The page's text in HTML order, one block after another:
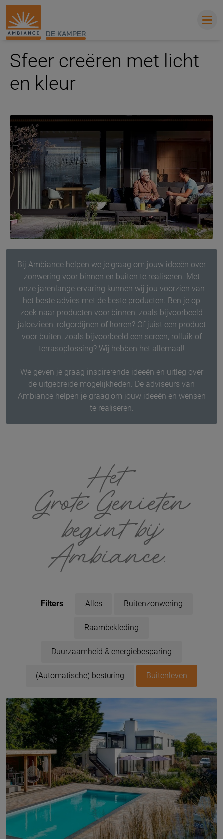
DE KAMPER
Sfeer creëren met licht
en kleur
Bij Ambiance helpen we je graag om jouw ideeën over
zonwering voor binnen en buiten te realiseren. Met
onze jarenlange ervaring kunnen wij jou voorzien van
het beste advies met de beste producten. Ben je op
zoek naar producten voor binnen, zoals bijvoorbeeld
jaloezieën, rolgordijnen of horren? Of juist een product
voor buiten, zoals bijvoorbeeld een screen, rolluik of
terrasoplossing? Wij hebben het allemaal!
We geven je graag inspirerende ideeën en uitleg over
de uitgebreide mogelijkheden. De adviseurs van
Ambiance helpen je graag om jouw ideeën en wensen
te realiseren.
Filters Alles Buitenzonwering
Raambekleding
Duurzaamheid & energiebesparing
(Automatische) besturing Buitenleven